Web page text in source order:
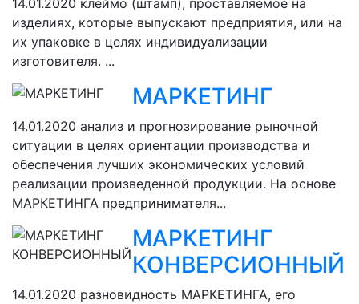
14.01.2020 клеймо (штамп), проставляемое на
изделиях, которые выпускают предприятия, или на
их упаковке в целях индивидуализации
изготовителя. ...
МАРКЕТИНГ
14.01.2020 анализ и прогнозирование рыночной
ситуации в целях ориентации производства и
обеспечения лучших экономических условий
реализации произведенной продукции. На основе
МАРКЕТИНГА предпринимателя...
МАРКЕТИНГ
КОНВЕРСИОННЫЙ
14.01.2020 разновидность МАРКЕТИНГА, его